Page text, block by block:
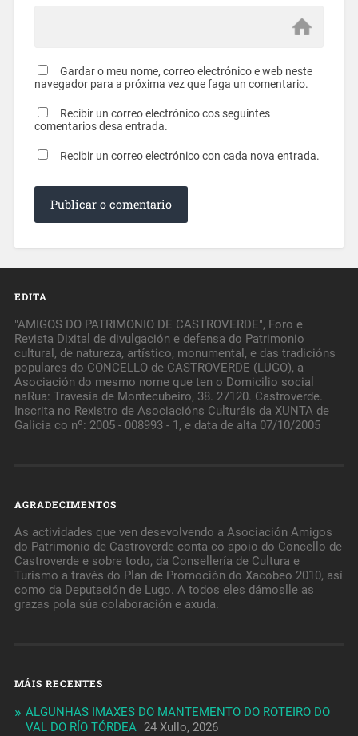
Gardar o meu nome, correo electrónico e web neste
navegador para a próxima vez que faga un comentario.
Recibir un correo electrónico cos seguintes
comentarios desa entrada.
Recibir un correo electrónico con cada nova entrada.
EDITA
"AMIGOS DO PATRIMONIO DE CASTROVERDE", Foro e
Revista Dixital de divulgación e defensa do Patrimonio
cultural, de natureza, artístico, monumental, e das tradicións
populares do CONCELLO de CASTROVERDE (LUGO), a
Asociación do mesmo nome que ten o Domicilio social
naRua: Travesía de Montecubeiro, 38. 27120. Castroverde.
Inscrita no Rexistro de Asociacións Culturáis da XUNTA de
Galicia co nº: 2005 - 008993 - 1, e data de alta 07/10/2005
AGRADECIMENTOS
As actividades que ven desevolvendo a Asociación Amigos
do Patrimonio de Castroverde conta co apoio do Concello de
Castroverde e sobre todo, da Consellería de Cultura e
Turismo a través do Plan de Promoción do Xacobeo 2010, así
como da Deputación de Lugo. A todos eles dámoslle as
grazas pola súa colaboración e axuda.
MÁIS RECENTES
ALGUNHAS IMAXES DO MANTEMENTO DO ROTEIRO DO
VAL DO RÍO TÓRDEA 24 Xullo, 2026